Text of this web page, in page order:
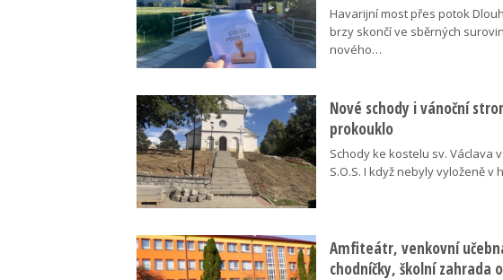
Havarijní most přes potok
brzy skončí ve sběrných
nového…
Nové schody i vánoční
prokouklo
Schody ke kostelu sv. Václava
S.O.S. I když nebyly vyloženě v
Amfiteátr, venkovní
chodníčky, školní zahrada